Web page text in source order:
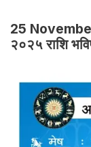
25
२०२५ राशि